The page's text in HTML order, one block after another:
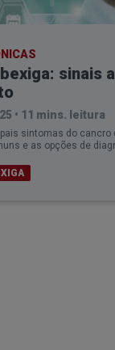
sinais
• 11 mins. leitura
sintomas do cancro
e as opções de